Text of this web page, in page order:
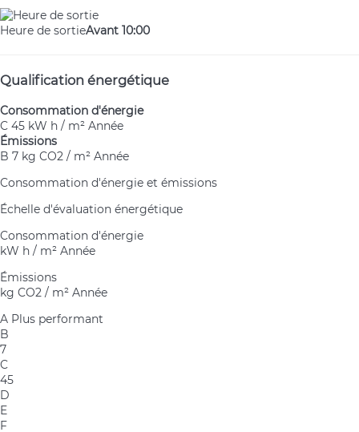
Heure de sortieAvant 10:00
Qualification énergétique
Consommation d'énergie
C 45 kW h / m² Année
Émissions
B 7 kg CO2 / m² Année
Consommation d'énergie et émissions
Échelle d'évaluation énergétique
Consommation d'énergie
kW h / m² Année
Émissions
kg CO2 / m² Année
A Plus performant
B
7
C
45
D
E
F